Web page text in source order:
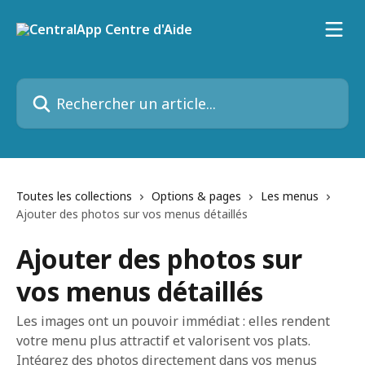
Rechercher un article...
Toutes les collections Options & pages
Les menus
Ajouter des photos sur vos menus détaillés
Ajouter des photos sur
vos menus détaillés
Les images ont un pouvoir immédiat : elles rendent
votre menu plus attractif et valorisent vos plats.
Intégrez des photos directement dans vos menus